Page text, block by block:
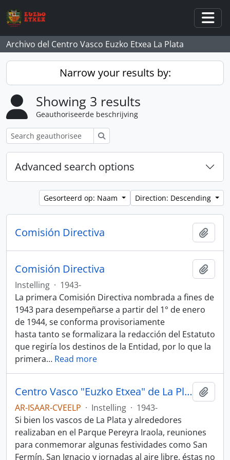
Skip to main content
Archivo del Centro Vasco Euzko Etxea La Plata
Narrow your results by:
Showing 3 results
Geauthoriseerde beschrijving
Advanced search options
Gesorteerd op: Naam Direction: Descending
Comisión Directiva
Comisión Directiva
Instelling · 1943-
La primera Comisión Directiva nombrada a fines de
1943 para desempeñarse a partir del 1° de enero
de 1944, se conforma provisoriamente
hasta tanto se formalizara la redacción del Estatuto
que regiría los destinos de la Entidad, por lo que la
primera… Read more
Centro Vasco "Euzko Etxea" de La Plata
AR-ISAAR-CVEELP · Instelling · 1943-
Si bien los vascos de La Plata y alrededores
realizaban en el Parque Pereyra Iraola, reuniones
para conmemorar algunas festividades como San
Fermín, San Ignacio y jornadas al aire libre, éstas no